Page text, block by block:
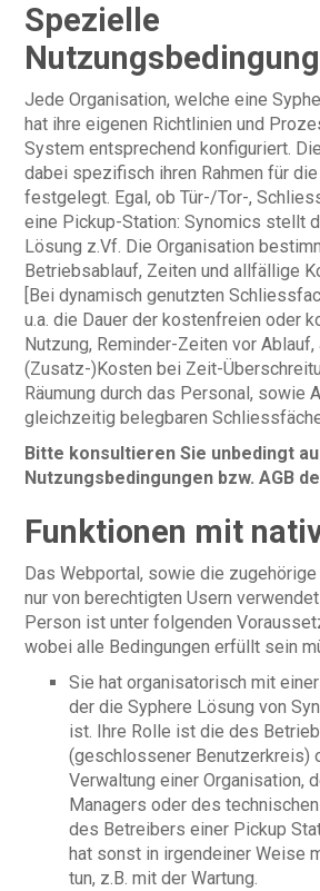
Spezielle
Jede Organisation, welche eine
hat ihre eigenen Richtlinien und
System entsprechend konfiguriert.
dabei spezifisch ihren Rahmen für
festgelegt. Egal, ob Tür-/Tor-,
eine Pickup-Station: Synomics stellt
Lösung z.Vf. Die Organisation
Betriebsablauf, Zeiten und allfällige
[Bei dynamisch genutzten
u.a. die Dauer der kostenfreien oder
Nutzung, Reminder-Zeiten vor
(Zusatz-)Kosten bei Zeit-
Räumung durch das Personal, sowie
gleichzeitig belegbaren
Bitte konsultieren Sie unbedingt
Nutzungsbedingungen bzw. AGB
Funktionen mit
Das Webportal, sowie die
nur von berechtigten Usern
Person ist unter folgenden
wobei alle Bedingungen erfüllt sein
Sie hat organisatorisch mit
der die Syphere Lösung von
ist. Ihre Rolle ist die des
(geschlossener Benutzerkreis)
Verwaltung einer Organisation,
Managers oder des
des Betreibers einer Pickup
hat sonst in irgendeiner Weise
tun, z.B. mit der Wartung.